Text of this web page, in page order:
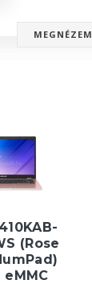
MEGNÉZEM
(Rose
eMMC